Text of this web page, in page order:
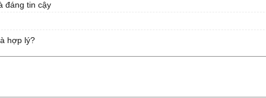
đáng tin cậy
hợp lý?